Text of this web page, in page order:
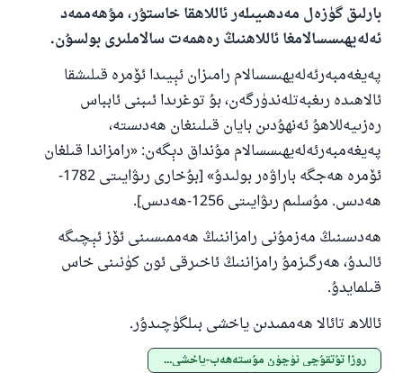
بارلىق گۈزەل مەدھىيىلەر ئاللاھقا خاستۇر، مۇھەممەد
ئەلەيھىسسالامغا ئاللاھنىڭ رەھمەت سالاملىرى بولسۇن.
پەيغەمبەرئەلەيھىسسالام رامىزان ئېيىدا ئۆمرە قىلىشقا
ئالاھىدە رىغبەتلەندۈرگەن، بۇ توغرىدا ئىبنى ئابباس
رەزىيەللاھۇ ئەنھۇدىن بايان قىلىنغان ھەدىستە،
پەيغەمبەرئەلەيھىسسالام مۇنداق دېگەن: «رامزاندا قىلغان
ئۆمرە ھەجگە باراۋەر بولىدۇ» [بۇخارى رىۋايىتى 1782-
ھەدىس. مۇسلىم رىۋايىتى 1256-ھەدىس].
ھەدىسنىڭ مەزمۇنى رامزاننىڭ ھەممىسىنى ئۆز ئېچىگە
ئالىدۇ، ھەرگىزمۇ رامزاننىڭ ئاخىرقى ئون كۈنىنى خاس
قىلمايدۇ.
ئاللاھ تائالا ھەممىدىن ياخشى بىلگۈچىدۇر.
روزا تۇتقۇچى ئۈچۈن مۇستەھەب-ياخشى بولغان ئىشلار
110845 - نومۇرلۇق سوئالنىڭ جاۋابى
ئائىلىنى ساقلاپ قالدى
ئۇممەتكە جاۋاپ بېرىشىمىزگە ياردەم قىلىڭ
پەيغەمبەرئەلەيھىسسالام مۇنداق دېگەن:
ياخشىلىققا باشلارپ قويغان كىشى قىلغۇچىغا
ئوخشاش ساۋاپقا ئېرىشىدۇ
مۇسلىم رىۋايەت قىلغان (1893) ھەدىس